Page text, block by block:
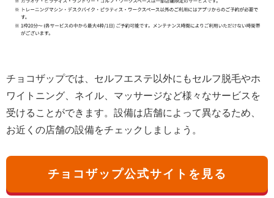
チョコザップでは、セルフエステ以外にもセルフ脱毛やホ
ワイトニング、ネイル、マッサージなど様々なサービスを
受けることができます。設備は店舗によって異なるため、
お近くの店舗の設備をチェックしましょう。
チョコザップ公式サイトを見る